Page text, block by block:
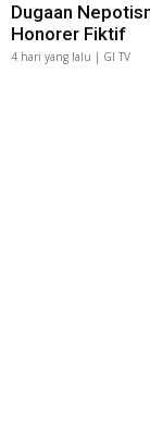
Dugaan
Honorer Fiktif
4 hari yang lalu | GI TV